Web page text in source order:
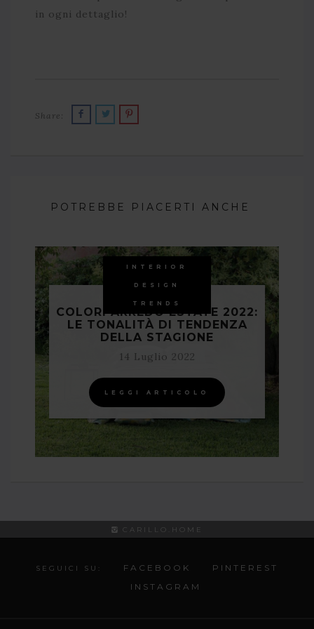
in ogni dettaglio!
Share:
POTREBBE PIACERTI ANCHE
INTERIOR
DESIGN
TRENDS
COLORI ARREDO ESTATE 2022:
LE TONALITÀ DI TENDENZA
DELLA STAGIONE
14 Luglio 2022
LEGGI ARTICOLO
CARILLO.HOME
SEGUICI SU: FACEBOOK
PINTEREST
INSTAGRAM